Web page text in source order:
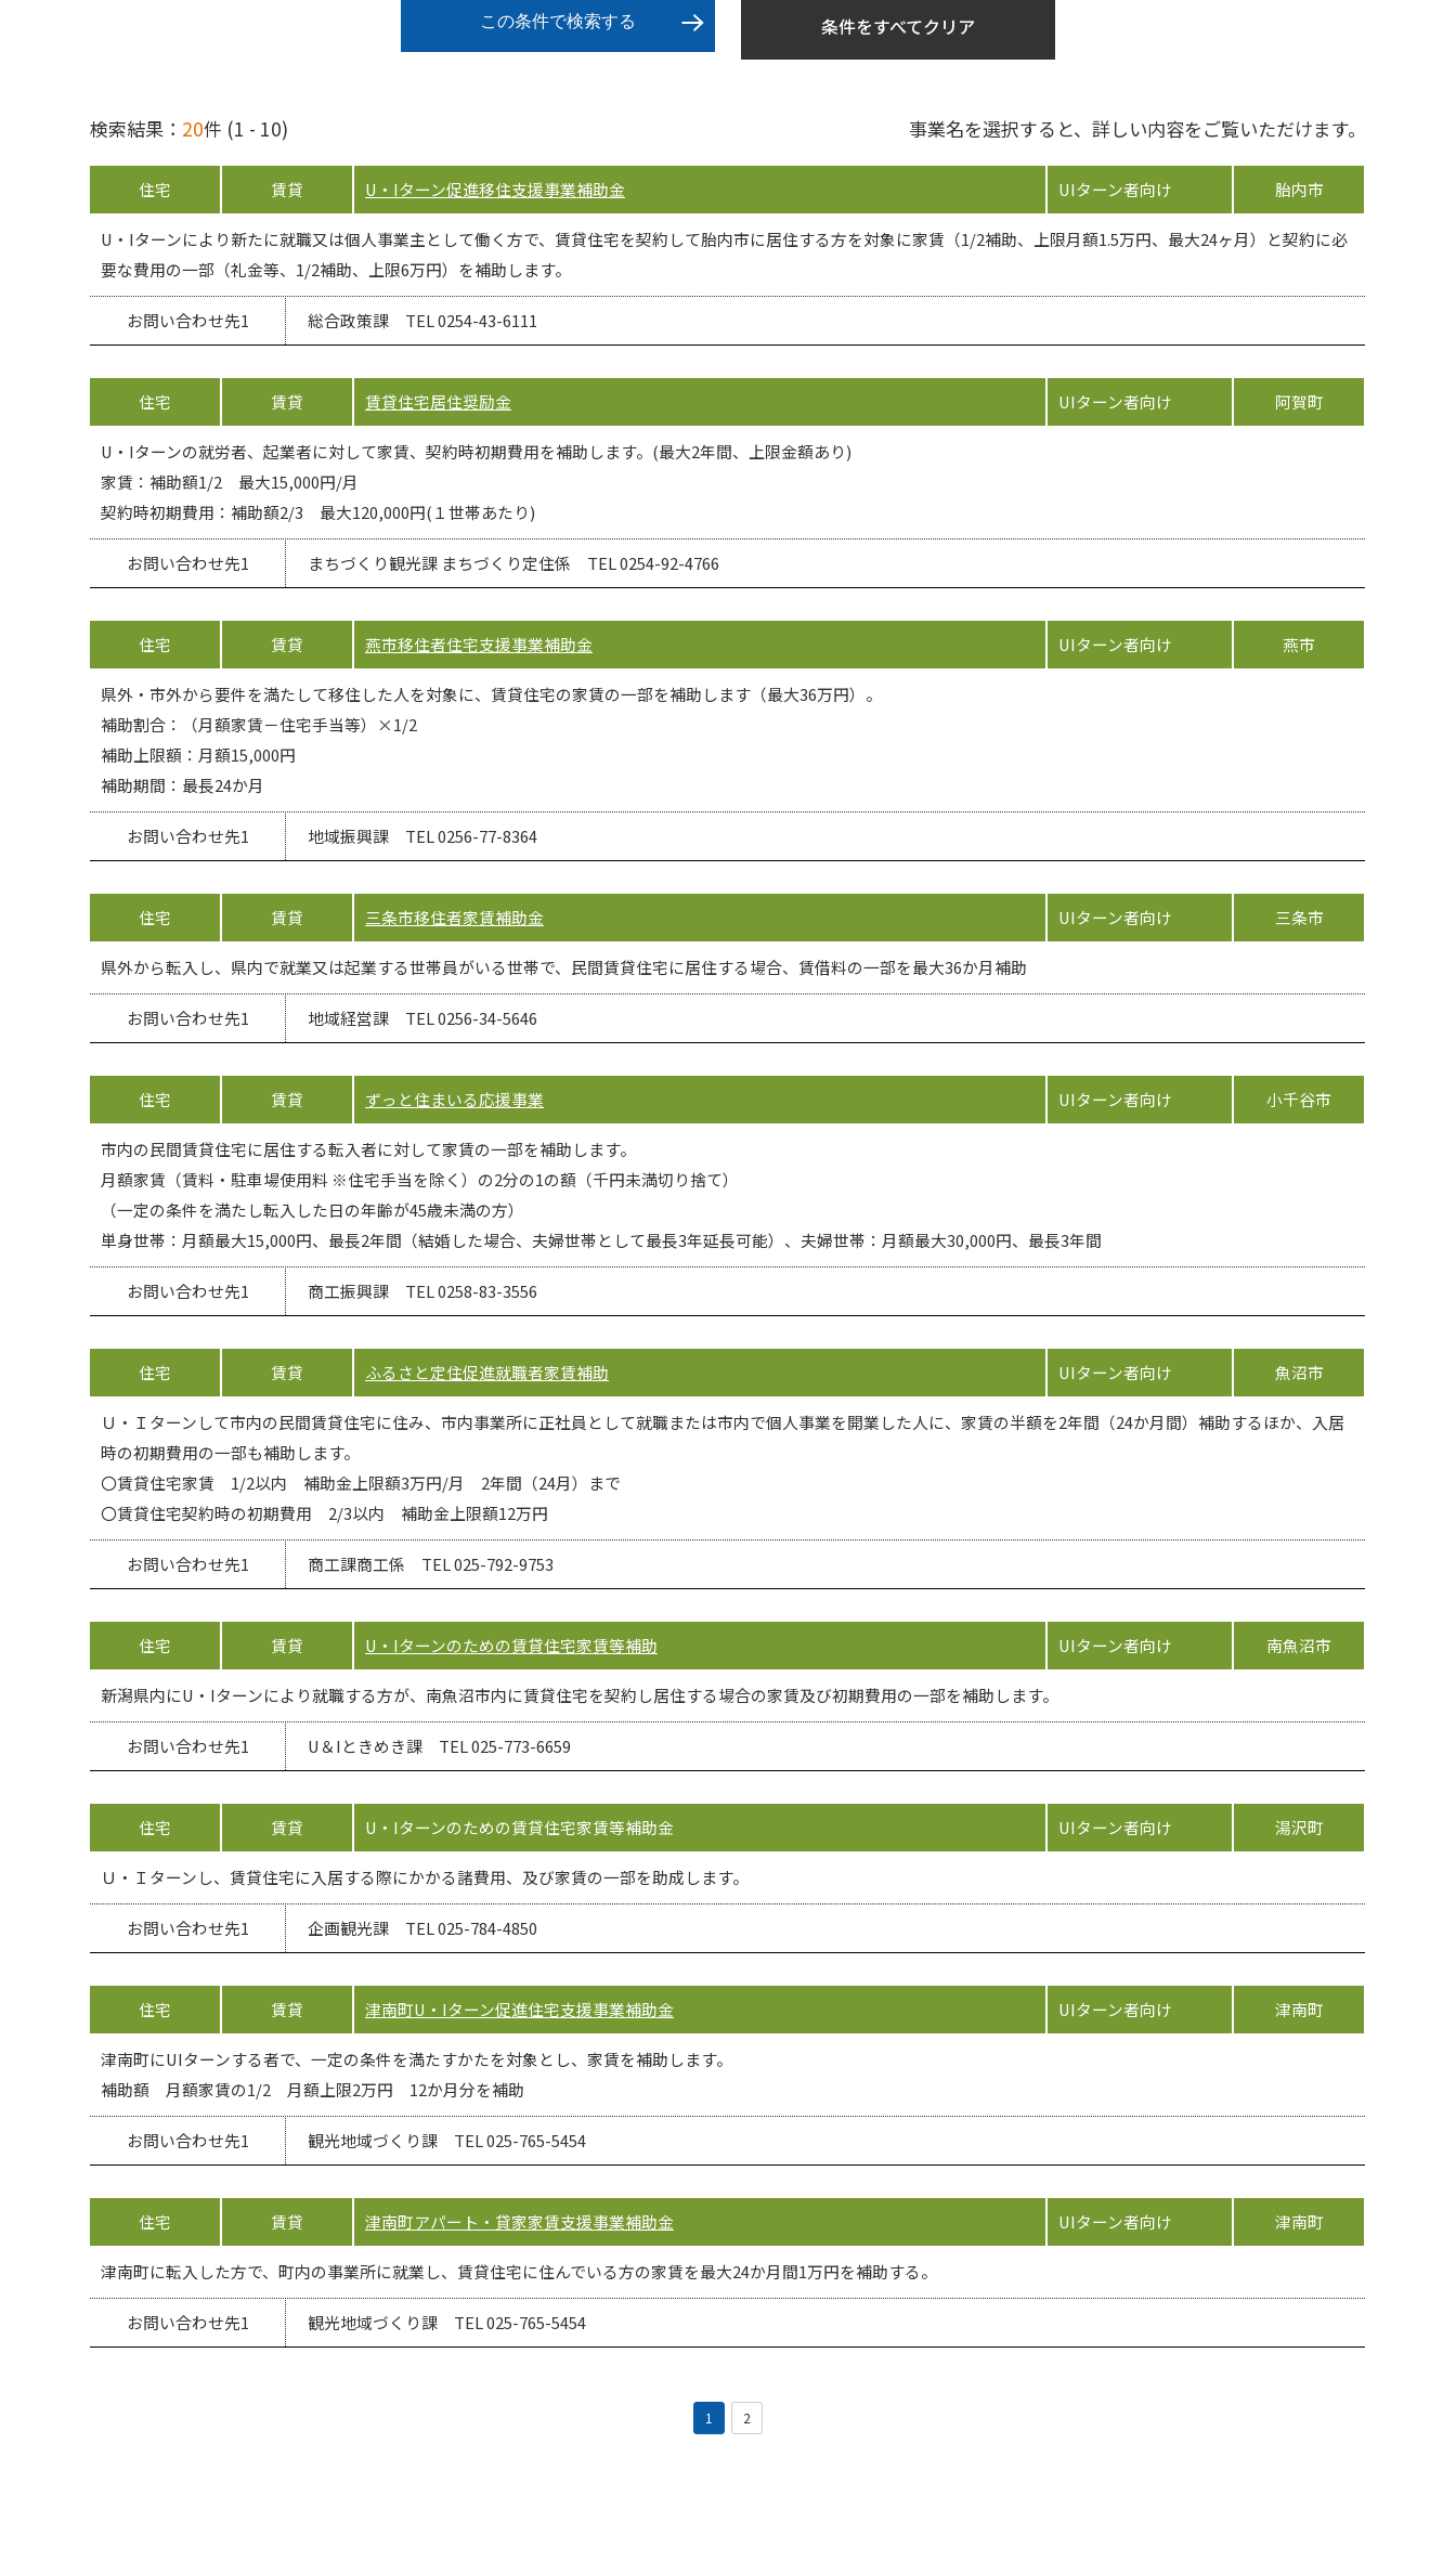
この条件で検索する 条件をすべてクリア
検索結果： 20件 (1 - 10) 事業名を選択すると、詳しい内容をご覧いただけます。
住宅 賃貸 U・Iターン促進移住支援事業補助金 UIターン者向け 胎内市
U・Iターンにより新たに就職又は個人事業主として働く方で、賃貸住宅を契約して胎内市に居住する方を対象に家賃（1/2補助、上限月額1.5万円、最大24ヶ月）と契約に必
要な費用の一部（礼金等、1/2補助、上限6万円）を補助します。
お問い合わせ先1 総合政策課 TEL 0254-43-6111
住宅 賃貸 賃貸住宅居住奨励金 UIターン者向け 阿賀町
U・Iターンの就労者、起業者に対して家賃、契約時初期費用を補助します。(最大2年間、上限金額あり)
家賃：補助額1/2 最大15,000円/月
契約時初期費用：補助額2/3 最大120,000円(１世帯あたり)
お問い合わせ先1 まちづくり観光課 まちづくり定住係 TEL 0254-92-4766
住宅 賃貸 燕市移住者住宅支援事業補助金 UIターン者向け 燕市
県外・市外から要件を満たして移住した人を対象に、賃貸住宅の家賃の一部を補助します（最大36万円）。
補助割合：（月額家賃－住宅手当等）×1/2
補助上限額：月額15,000円
補助期間：最長24か月
お問い合わせ先1 地域振興課 TEL 0256-77-8364
住宅 賃貸 三条市移住者家賃補助金 UIターン者向け 三条市
県外から転入し、県内で就業又は起業する世帯員がいる世帯で、民間賃貸住宅に居住する場合、賃借料の一部を最大36か月補助
お問い合わせ先1 地域経営課 TEL 0256-34-5646
住宅 賃貸 ずっと住まいる応援事業 UIターン者向け 小千谷市
市内の民間賃貸住宅に居住する転入者に対して家賃の一部を補助します。
月額家賃（賃料・駐車場使用料 ※住宅手当を除く）の2分の1の額（千円未満切り捨て）
（一定の条件を満たし転入した日の年齢が45歳未満の方）
単身世帯：月額最大15,000円、最長2年間（結婚した場合、夫婦世帯として最長3年延長可能）、夫婦世帯：月額最大30,000円、最長3年間
お問い合わせ先1 商工振興課 TEL 0258-83-3556
住宅 賃貸 ふるさと定住促進就職者家賃補助 UIターン者向け 魚沼市
Ｕ・Ｉターンして市内の民間賃貸住宅に住み、市内事業所に正社員として就職または市内で個人事業を開業した人に、家賃の半額を2年間（24か月間）補助するほか、入居
時の初期費用の一部も補助します。
〇賃貸住宅家賃 1/2以内 補助金上限額3万円/月 2年間（24月）まで
〇賃貸住宅契約時の初期費用 2/3以内 補助金上限額12万円
お問い合わせ先1 商工課商工係 TEL 025-792-9753
住宅 賃貸 U・Iターンのための賃貸住宅家賃等補助 UIターン者向け 南魚沼市
新潟県内にU・Iターンにより就職する方が、南魚沼市内に賃貸住宅を契約し居住する場合の家賃及び初期費用の一部を補助します。
お問い合わせ先1 U＆Iときめき課 TEL 025-773-6659
住宅 賃貸 U・Iターンのための賃貸住宅家賃等補助金 UIターン者向け 湯沢町
Ｕ・Ｉターンし、賃貸住宅に入居する際にかかる諸費用、及び家賃の一部を助成します。
お問い合わせ先1 企画観光課 TEL 025-784-4850
住宅 賃貸 津南町U・Iターン促進住宅支援事業補助金 UIターン者向け 津南町
津南町にUIターンする者で、一定の条件を満たすかたを対象とし、家賃を補助します。
補助額 月額家賃の1/2 月額上限2万円 12か月分を補助
お問い合わせ先1 観光地域づくり課 TEL 025-765-5454
住宅 賃貸 津南町アパート・貸家家賃支援事業補助金 UIターン者向け 津南町
津南町に転入した方で、町内の事業所に就業し、賃貸住宅に住んでいる方の家賃を最大24か月間1万円を補助する。
お問い合わせ先1 観光地域づくり課 TEL 025-765-5454
1 2